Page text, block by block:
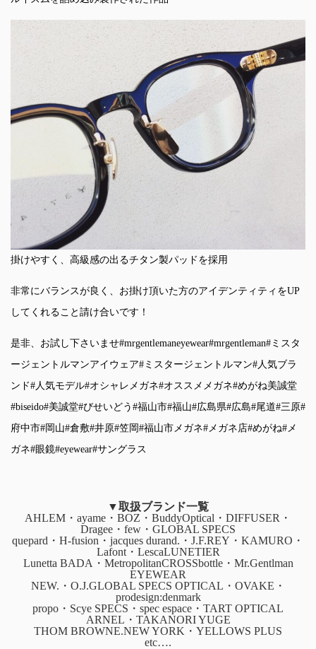
掛けやすく、高級感の出るチタン製パッドを採用
非常にバランスが良く、お掛け頂いた方のアイデンティティをUP
してくれること請け合いです！
是非、お試し下さいませ#mrgentlemaneyewear#mrgentleman#ミスタ
ージェントルマンアイウェア#ミスタージェントルマン#人気ブラ
ンド#人気モデル#オシャレメガネ#オススメメガネ#めがね美誠堂
#biseido#美誠堂#びせいどう #福山市#福山#広島県#広島#尾道#三原#
府中市#岡山#倉敷#井原#笠岡#福山市メガネ#メガネ店#めがね#メ
ガネ#眼鏡#eyewear#サングラス
▼取扱ブランド一覧
AHLEM・ayame・BOZ・BuddyOptical・DIFFUSER・
Dragee・few・GLOBAL SPECS
quepard・H-fusion・jacques durand.・J.F.REY・KAMURO・
Lafont・LescaLUNETIER
Lunetta BADA・MetropolitanCROSSbottle・Mr.Gentlman
EYEWEAR
NEW.・O.J.GLOBAL SPECS OPTICAL・OVAKE・
prodesign:denmark
propo・Scye SPECS・spec espace・TART OPTICAL
ARNEL・TAKANORI YUGE
THOM BROWNE.NEW YORK・YELLOWS PLUS
etc….